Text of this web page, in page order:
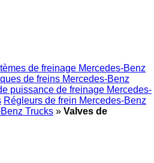
de freinage Mercedes-Benz
de freins Mercedes-Benz
puissance de freinage Mercedes-
Régleurs de frein Mercedes-Benz
Trucks » Valves de